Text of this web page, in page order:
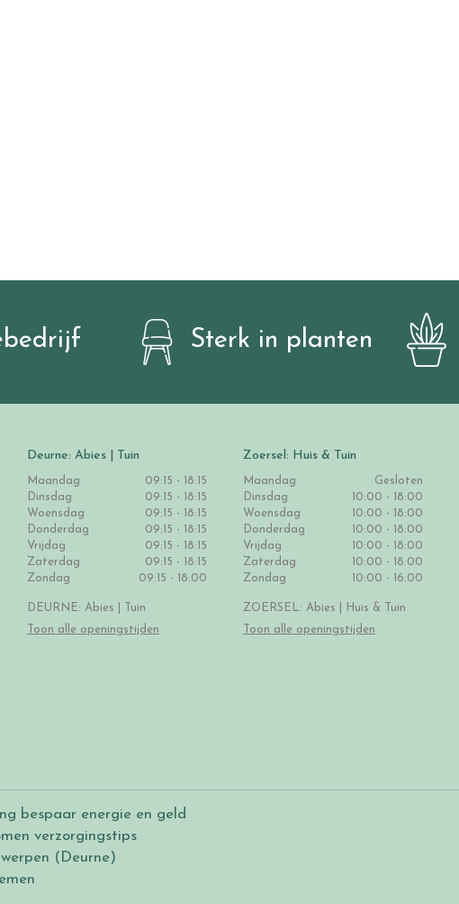
Sterk in planten
Deurne: Abies | Tuin
Maandag
09:15 - 18:15
Dinsdag
09:15 - 18:15
Woensdag
09:15 - 18:15
Donderdag
09:15 - 18:15
Vrijdag
09:15 - 18:15
Zaterdag
09:15 - 18:15
Zondag
09:15 - 18:00
DEURNE: Abies | Tuin
Toon alle openingstijden
Zoersel: Huis & Tuin
Maandag
Gesloten
Dinsdag
10:00 - 18:00
Woensdag
10:00 - 18:00
Donderdag
10:00 - 18:00
Vrijdag
10:00 - 18:00
Zaterdag
10:00 - 18:00
Zondag
10:00 - 16:00
ZOERSEL: Abies | Huis & Tuin
Toon alle openingstijden
bespaar energie en geld
verzorgingstips
(Deurne)